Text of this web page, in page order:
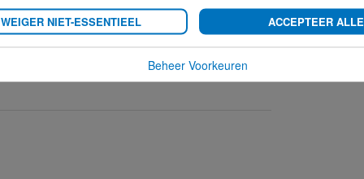
aanwezig
u welk apparaat in deze houder past.
WEIGER NIET-ESSENTIEEL ACCEPTEER ALLE
Beheer Voorkeuren